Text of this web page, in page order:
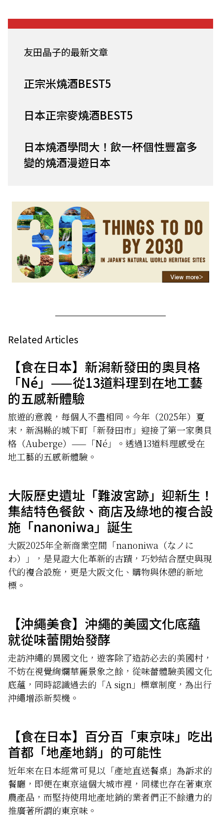
友田晶子的最新文章
正宗米燒酒BEST5
日本正宗麥燒酒BEST5
日本燒酒學問大！飲一杯個性豐富多
變的燒酒漫遊日本
Related Articles
【食在日本】新潟新發田的奧貝格
「Né」——從13道料理到在地工藝
的五感新體驗
旅遊的意義，每個人不盡相同。今年（2025年）夏
末，新潟縣的城下町「新發田市」迎接了第一家奧貝
格（Auberge）——「Né」。透過13道料理感受在
地工藝的五感新體驗。
大阪歷史遺址「難波宮跡」迎新生！
集結特色餐飲、商店及綠地的複合設
施「nanoniwa」誕生
大阪2025年全新商業空間「nanoniwa（なノに
わ）」，是見證大化革新的古蹟，巧妙結合歷史與現
代的複合設施，更是大阪文化、購物與休憩的新地
標。
【沖繩美食】沖繩的美國文化底蘊
就從味蕾開始發酵
走訪沖繩的異國文化，遊客除了造訪必去的美國村，
不妨在視覺絢爛華麗景象之餘，從味蕾體驗美國文化
底蘊，同時認識過去的「A sign」標章制度，為出行
沖繩增添新契機。
【食在日本】百分百「東京味」吃出
首都「地產地銷」的可能性
近年來在日本經常可見以「產地直送餐桌」為訴求的
餐廳，即便在東京這個大城市裡，同樣也存在著東京
農產品，而堅持使用地產地銷的業者們正不餘遺力的
推廣著所謂的東京味。